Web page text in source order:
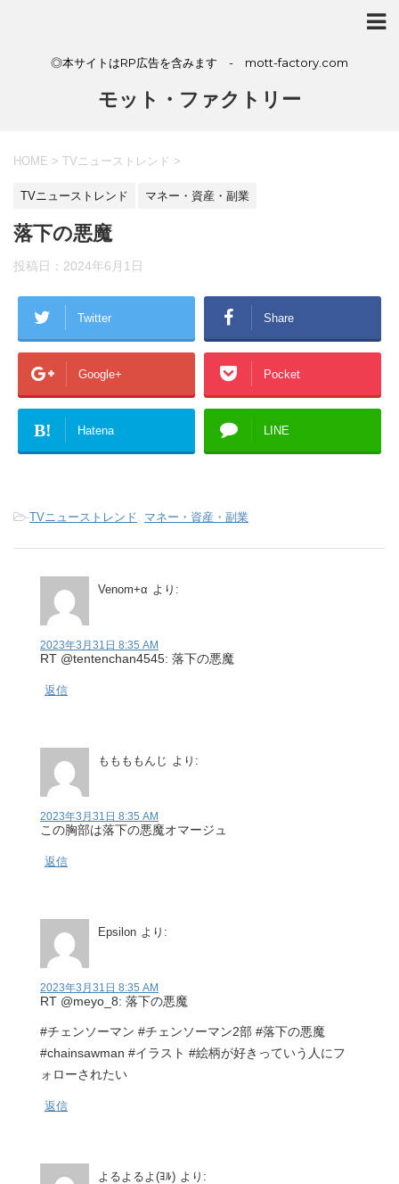
◎本サイトはRP広告を含みます - mott-factory.com
モット・ファクトリー
HOME > TVニューストレンド >
TVニューストレンド マネー・資産・副業
落下の悪魔
投稿日： 2024年6月1日
Twitter Share
Google+ Pocket
B! Hatena LINE
-TVニューストレンド, マネー・資産・副業
Venom+α より:
2023年3月31日 8:35 AM
RT @tentenchan4545: 落下の悪魔
返信
ももももんじ より:
2023年3月31日 8:35 AM
この胸部は落下の悪魔オマージュ
返信
Epsilon より:
2023年3月31日 8:35 AM
RT @meyo_8: 落下の悪魔
#チェンソーマン #チェンソーマン2部 #落下の悪魔
#chainsawman #イラスト #絵柄が好きっていう人にフ
ォローされたい
返信
よるよるよ(ﾖﾙ) より: